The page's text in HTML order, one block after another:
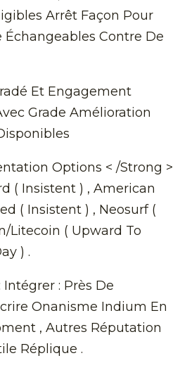
Arrêt Façon Pour
Échangeables Contre De
Et Engagement
Grade Amélioration
Options < /Strong >
( Insistent ) , American
( Insistent ) , Neosurf (
Litecoin ( Upward To
) .
: Près De
Onanisme Indium En
, Autres Réputation
Réplique .